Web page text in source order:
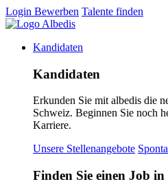
Login Bewerben Talente finden
Kandidaten
Kandidaten
Erkunden Sie mit albedis die
Schweiz. Beginnen Sie noch
Karriere.
Unsere Stellenangebote
Finden Sie einen Job